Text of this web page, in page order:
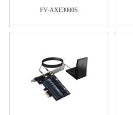
FV-AXE3000S